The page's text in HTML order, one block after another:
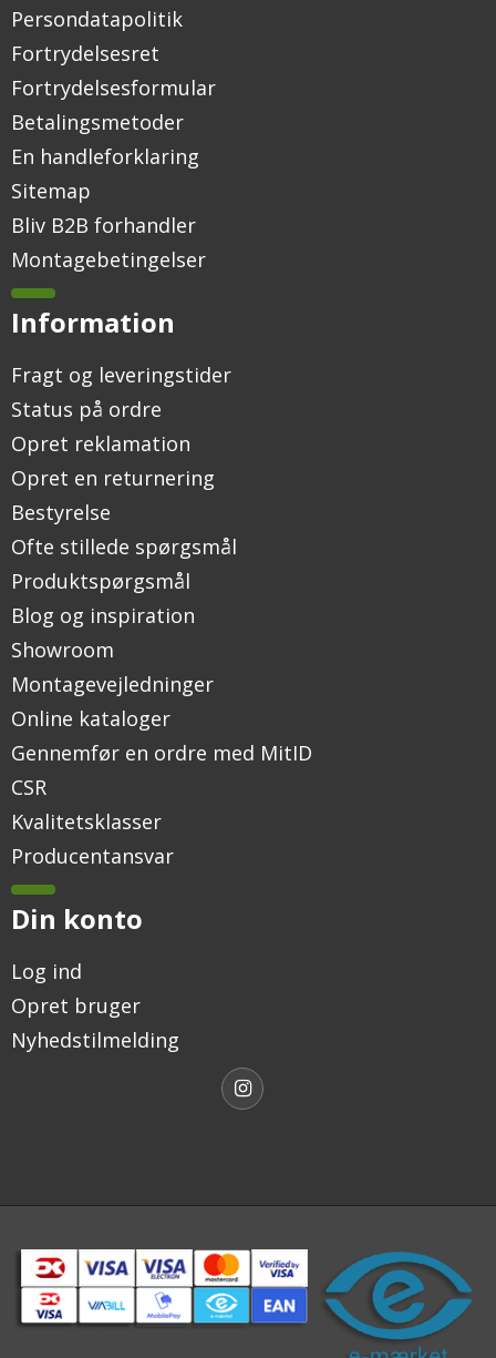
Persondatapolitik
Fortrydelsesret
Fortrydelsesformular
Betalingsmetoder
En handleforklaring
Sitemap
Bliv B2B forhandler
Montagebetingelser
Information
Fragt og leveringstider
Status på ordre
Opret reklamation
Opret en returnering
Bestyrelse
Ofte stillede spørgsmål
Produktspørgsmål
Blog og inspiration
Showroom
Montagevejledninger
Online kataloger
Gennemfør en ordre med MitID
CSR
Kvalitetsklasser
Producentansvar
Din konto
Log ind
Opret bruger
Nyhedstilmelding